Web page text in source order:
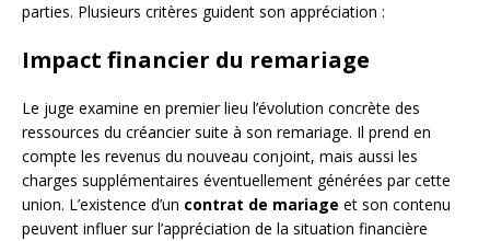
parties. Plusieurs critères guident son appréciation :
Impact financier du remariage
Le juge examine en premier lieu l’évolution concrète des
ressources du créancier suite à son remariage. Il prend en
compte les revenus du nouveau conjoint, mais aussi les
charges supplémentaires éventuellement générées par cette
union. L’existence d’un contrat de mariage et son contenu
peuvent influer sur l’appréciation de la situation financière